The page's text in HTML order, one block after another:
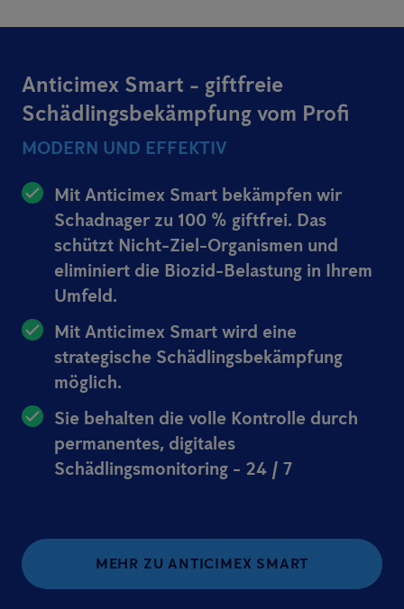
Anticimex Smart - giftfreie
Schädlingsbekämpfung vom Profi
MODERN UND EFFEKTIV
Mit Anticimex Smart bekämpfen wir
Schadnager zu 100 % giftfrei. Das
schützt Nicht-Ziel-Organismen und
eliminiert die Biozid-Belastung in Ihrem
Umfeld.
Mit Anticimex Smart wird eine
strategische Schädlingsbekämpfung
möglich.
Sie behalten die volle Kontrolle durch
permanentes, digitales
Schädlingsmonitoring - 24 / 7
MEHR ZU ANTICIMEX SMART